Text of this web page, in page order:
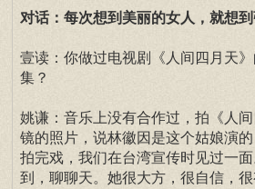
对话：每次想到美丽的女人，就想
壹读：你做过电视剧《人间四月天
集？
姚谦：音乐上没有合作过，拍《人
镜的照片，说林徽因是这个姑娘演
拍完戏，我们在台湾宣传时见过一
到，聊聊天。她很大方，很自信，